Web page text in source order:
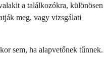
a találkozókra, különösen
meg, vagy vizsgálati
sem, ha alapvetőnek tűnnek.